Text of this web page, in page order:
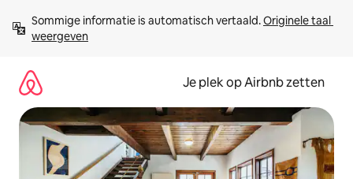
direct
naar
Sommige informatie is automatisch vertaald. Originele taal
weergeven
Je plek op Airbnb zetten